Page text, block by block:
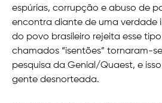
espúrias, corrupção e abuso de
encontra diante de uma verdade
do povo brasileiro rejeita esse
chamados “isentões” tornaram-
pesquisa da Genial/Quaest, e
gente desnorteada.